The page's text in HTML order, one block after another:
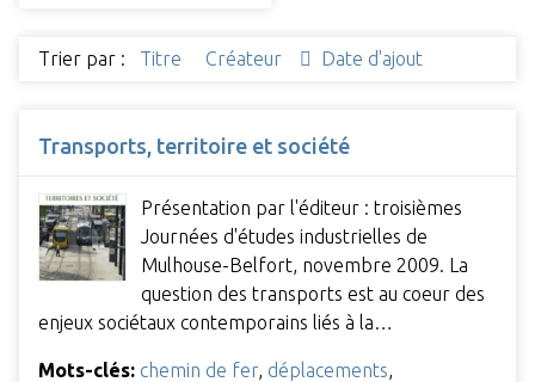
Trier par : Titre Créateur Date d'ajout
Transports, territoire et société
Présentation par l'éditeur : troisièmes
Journées d'études industrielles de
Mulhouse-Belfort, novembre 2009. La
question des transports est au coeur des
enjeux sociétaux contemporains liés à la…
Mots-clés: chemin de fer, déplacements